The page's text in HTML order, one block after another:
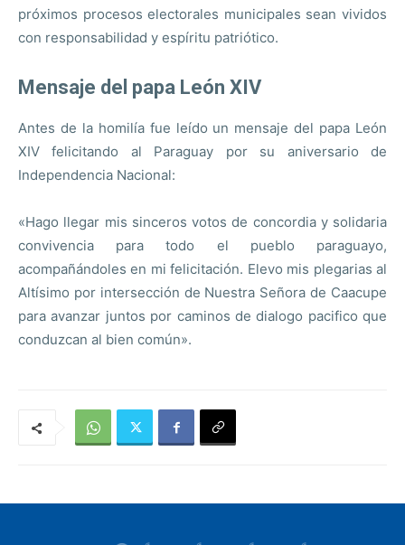
próximos procesos electorales municipales sean vividos
con responsabilidad y espíritu patriótico.
Mensaje del papa León XIV
Antes de la homilía fue leído un mensaje del papa León
XIV felicitando al Paraguay por su aniversario de
Independencia Nacional:
«Hago llegar mis sinceros votos de concordia y solidaria
convivencia para todo el pueblo paraguayo,
acompañándoles en mi felicitación. Elevo mis plegarias al
Altísimo por intersección de Nuestra Señora de Caacupe
para avanzar juntos por caminos de dialogo pacifico que
conduzcan al bien común».